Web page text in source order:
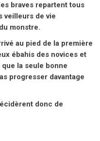
braves repartent tous
veilleurs de vie
monstre.
au pied de la première
ébahis des novices et
la seule bonne
progresser davantage
donc de